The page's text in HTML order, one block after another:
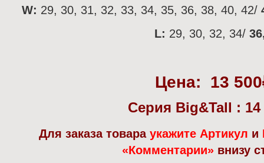
W: 29, 30, 31, 32, 33, 34, 35, 36, 38, 40, 42/
L: 29, 30, 32, 34/
Цена: 13 500
Серия Big&Tall : 14
Для заказа товара укажите Артикул и
«Комментарии»внизу